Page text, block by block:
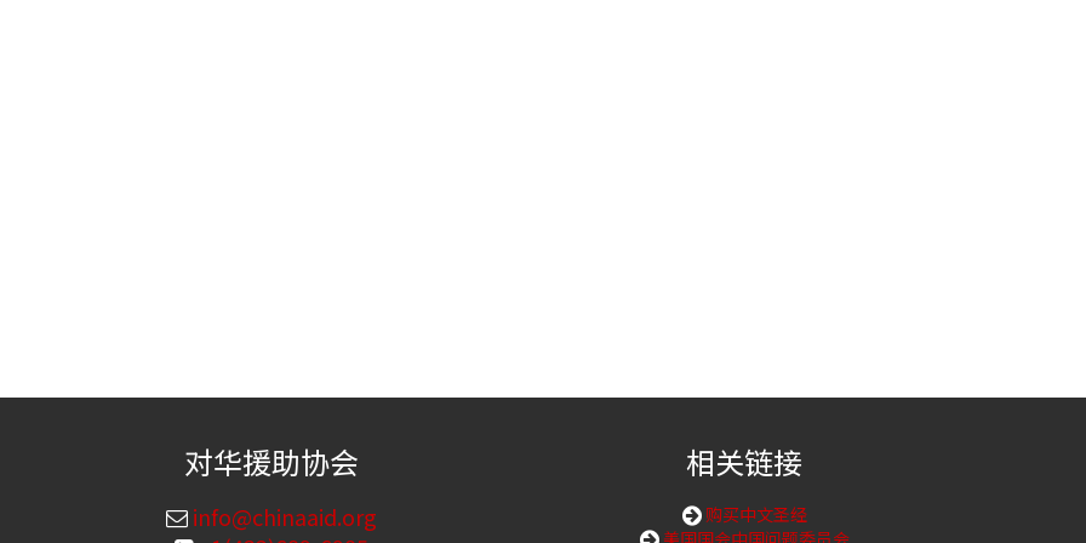
对华援助协会
info@chinaaid.org
相关链接
购买中文圣经
美国国会中国问题委员会